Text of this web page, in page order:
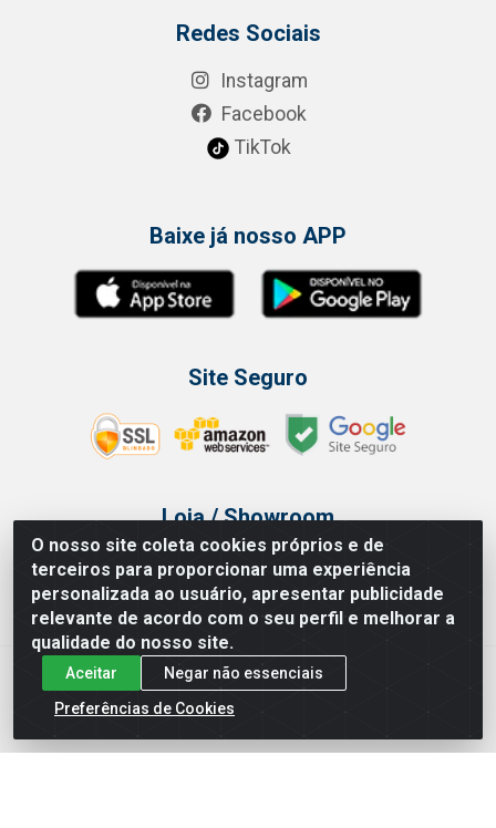
O nosso site coleta cookies próprios e de
terceiros para proporcionar uma experiência
personalizada ao usuário, apresentar publicidade
relevante de acordo com o seu perfil e melhorar a
qualidade do nosso site.
Aceitar
Negar não essenciais
Preferências de Cookies
Redes Sociais
Instagram
Facebook
TikTok
Baixe já nosso APP
Site Seguro
Loja / Showroom
Tel.: (11) 3314 6400
Av Vautier, 468 - Pari - São Paulo/SP
Issam Importação e Exportação LTDA - Av. Vautier, 468 - Pari, São
Paulo/ SP - CEP 03032-000 - CNPJ 00.327.385/0003-68